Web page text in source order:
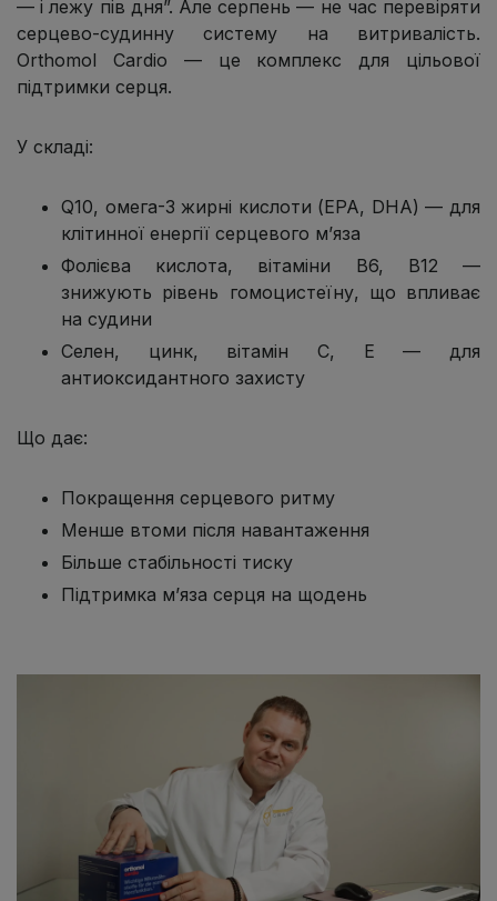
— і лежу пів дня”. Але серпень — не час перевіряти
серцево-судинну систему на витривалість.
Orthomol Cardio — це комплекс для цільової
підтримки серця.
У складі:
Q10, омега-3 жирні кислоти (EPA, DHA) — для
клітинної енергії серцевого м’яза
Фолієва кислота, вітаміни B6, B12 —
знижують рівень гомоцистеїну, що впливає
на судини
Селен, цинк, вітамін C, E — для
антиоксидантного захисту
Що дає:
Покращення серцевого ритму
Менше втоми після навантаження
Більше стабільності тиску
Підтримка м’яза серця на щодень